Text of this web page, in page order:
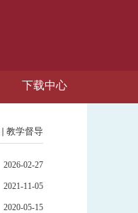
下载中心
教学督导
2026-02-27
2021-11-05
2020-05-15